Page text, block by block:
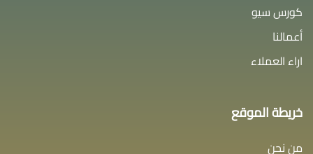
كورس سيو
أعمالنا
اراء العملاء
خريطة الموقع
من نحن